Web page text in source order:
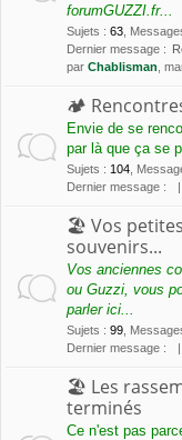
forumGUZZI.fr...
Sujets : 63
Dernier message :
par Chablisman ,
🏕
Envie de se
par là que ça se
Sujets : 104
Dernier message :
🏖 Vos
souvenirs...
Vos anciennes
ou Guzzi, vous
parler ici...
Sujets : 99
Dernier message :
🏖 Les
terminés
Ce n'est pas